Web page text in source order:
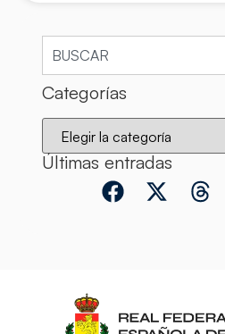
Categorías
Últimas entradas